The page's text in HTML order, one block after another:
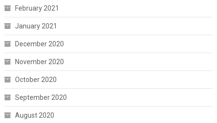
February 2021
January 2021
December 2020
November 2020
October 2020
September 2020
August 2020